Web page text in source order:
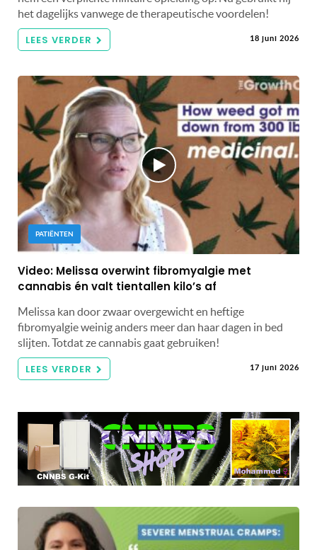
het dagelijks vanwege de therapeutische voordelen!
LEES VERDER 18 juni 2026
PATIËNTEN
Video: Melissa overwint fibromyalgie met
cannabis én valt tientallen kilo’s af
Melissa kan door zwaar overgewicht en heftige
fibromyalgie weinig anders meer dan haar dagen in bed
slijten. Totdat ze cannabis gaat gebruiken!
LEES VERDER 17 juni 2026